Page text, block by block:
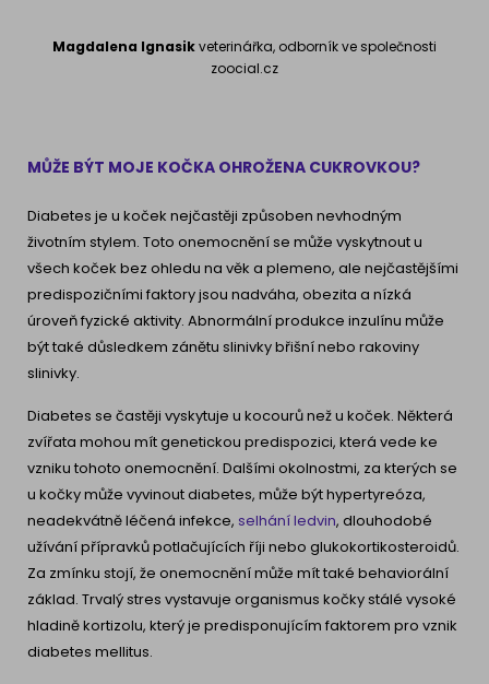
Magdalena Ignasikveterinářka, odborník ve společnosti
zoocial.cz
MŮŽE BÝT MOJE KOČKA OHROŽENA CUKROVKOU?
Diabetes je u koček nejčastěji způsoben nevhodným
životním stylem. Toto onemocnění se může vyskytnout u
všech koček bez ohledu na věk a plemeno, ale nejčastějšími
predispozičními faktory jsou nadváha, obezita a nízká
úroveň fyzické aktivity. Abnormální produkce inzulínu může
být také důsledkem zánětu slinivky břišní nebo rakoviny
slinivky.
Diabetes se častěji vyskytuje u kocourů než u koček. Některá
zvířata mohou mít genetickou predispozici, která vede ke
vzniku tohoto onemocnění. Dalšími okolnostmi, za kterých se
u kočky může vyvinout diabetes, může být hypertyreóza,
neadekvátně léčená infekce, selhání ledvin, dlouhodobé
užívání přípravků potlačujících říji nebo glukokortikosteroidů.
Za zmínku stojí, že onemocnění může mít také behaviorální
základ. Trvalý stres vystavuje organismus kočky stálé vysoké
hladině kortizolu, který je predisponujícím faktorem pro vznik
diabetes mellitus.